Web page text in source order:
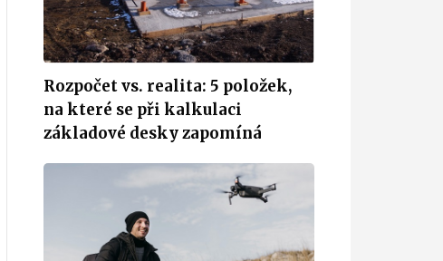
Rozpočet vs. realita: 5 položek,
na které se při kalkulaci
základové desky zapomíná